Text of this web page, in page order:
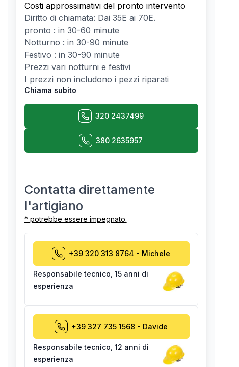
Costi approssimativi del pronto intervento
Diritto di chiamata: Dai 35E ai 70E.
pronto : in 30-60 minute
Notturno : in 30-90 minute
Festivo : in 30-90 minute
Prezzi vari notturni e festivi
I prezzi non includono i pezzi riparati
Chiama subito
320 2437499
380 2635957
Contatta direttamente
l'artigiano
* potrebbe essere impegnato.
+39 320 313 8764 - Michele
Responsabile tecnico 15 anni di
esperienza
+39 327 735 1568 - Davide
Responsabile tecnico 12 anni di
esperienza